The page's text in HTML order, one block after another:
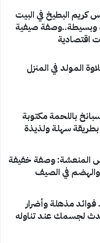
البطيخ في البيت
صيفية
اقتصادية
المولد في المنزل
باللحمة مكتوبة
سهلة ولذيذة
المنعشة: وصفة خفيفة
في الصيف
مذهلة وأضرار
لجسمك عند تناوله